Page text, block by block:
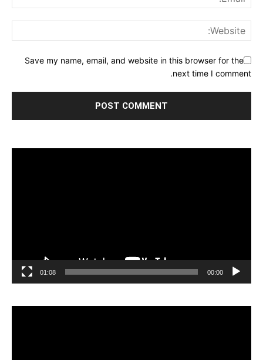
Save my name, email, and website in this browser for the
next time I comment.
00:00
01:08